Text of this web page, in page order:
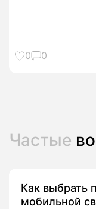
0 0
Частые
Как выбрать
мобильной